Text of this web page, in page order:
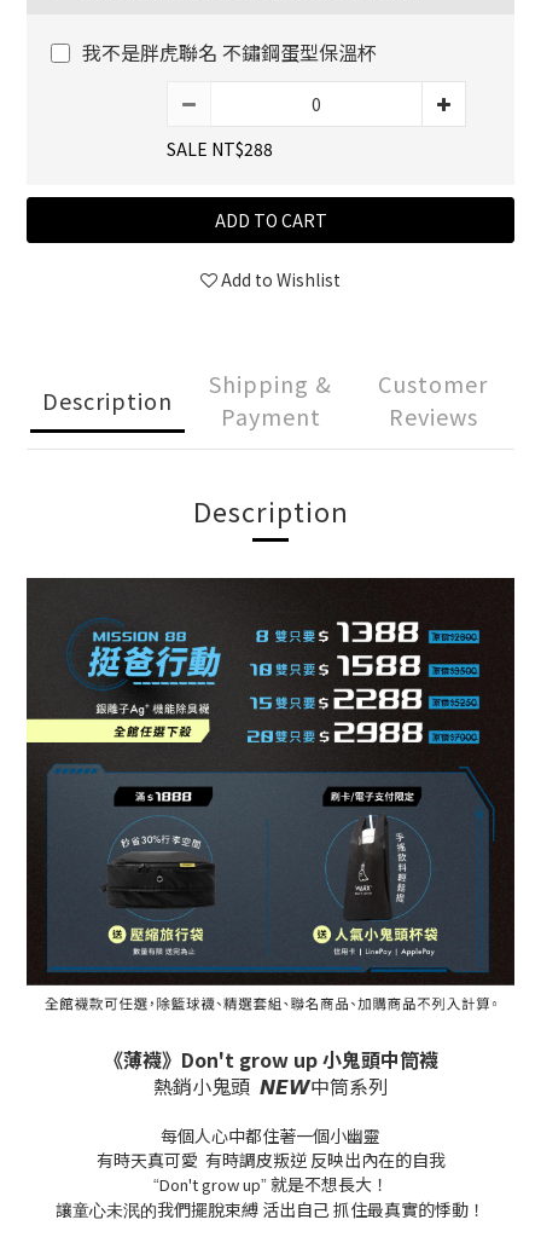
我不是胖虎聯名 不鏽鋼蛋型保溫杯
SALE NT$288
ADD TO CART
Add to Wishlist
Description
Shipping &
Payment
Customer
Reviews
Description
《薄襪》Don't grow up 小鬼頭中筒襪
熱銷小鬼頭 𝙉𝙀𝙒中筒系列
每個人心中都住著一個小幽靈
有時天真可愛 有時調皮叛逆 反映出內在的自我
“Don't grow up”就是不想長大！
讓童心未泯的我們擺脫束縛 活出自己 抓住最真實的悸動！